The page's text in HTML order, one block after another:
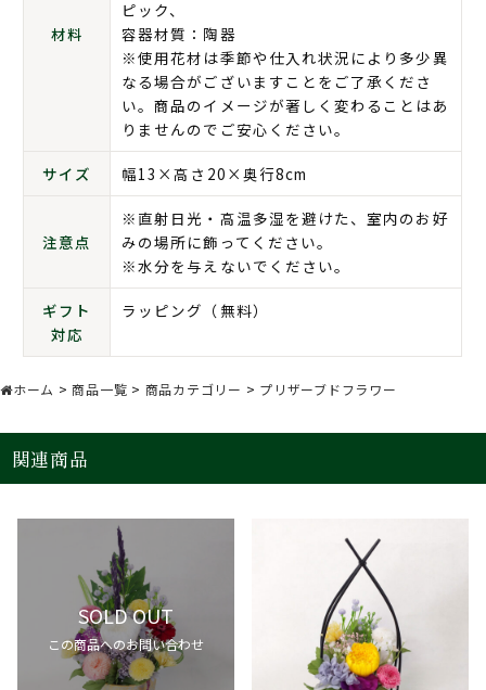
材料
ピック、
容器材質：陶器
※使用花材は季節や仕入れ状況により多少異
なる場合がございますことをご了承くださ
い。商品のイメージが著しく変わることはあ
りませんのでご安心ください。
サイズ 幅13×高さ20×奥行8cm
注意点
※直射日光・高温多湿を避けた、室内のお好
みの場所に飾ってください。
※水分を与えないでください。
ギフト
対応
ラッピング（無料）
ホーム >商品一覧 > 商品カテゴリー > プリザーブドフラワー
関連商品
SOLD OUT
この商品へのお問い合わせ